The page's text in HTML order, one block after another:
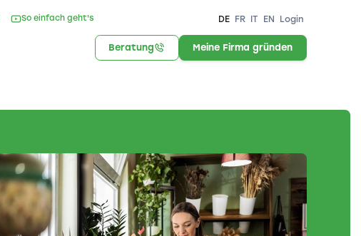
So einfach geht's DE FR IT EN Login
Beratung Meine Firma gründen